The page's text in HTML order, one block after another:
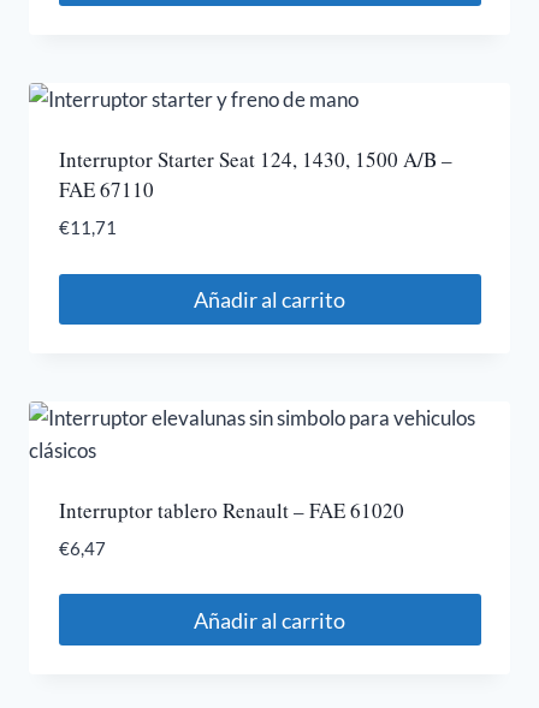
Interruptor Starter Seat 124, 1430, 1500 A/B –
FAE 67110
€11,71
Añadir al carrito
Interruptor tablero Renault – FAE 61020
€6,47
Añadir al carrito